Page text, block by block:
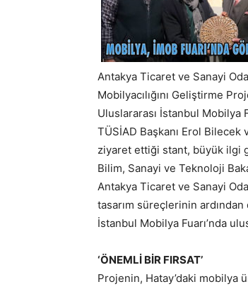
Antakya Ticaret ve Sanayi
Mobilyacılığını Geliştirme
Uluslararası İstanbul Mobilya
TÜSİAD Başkanı Erol Bilecek
ziyaret ettiği stant, büyük ilgi
Bilim, Sanayi ve Teknoloji
Antakya Ticaret ve Sanayi
tasarım süreçlerinin
İstanbul Mobilya Fuarı’nda
‘ÖNEMLİ BİR FIRSAT’
Projenin, Hatay’daki mobilya